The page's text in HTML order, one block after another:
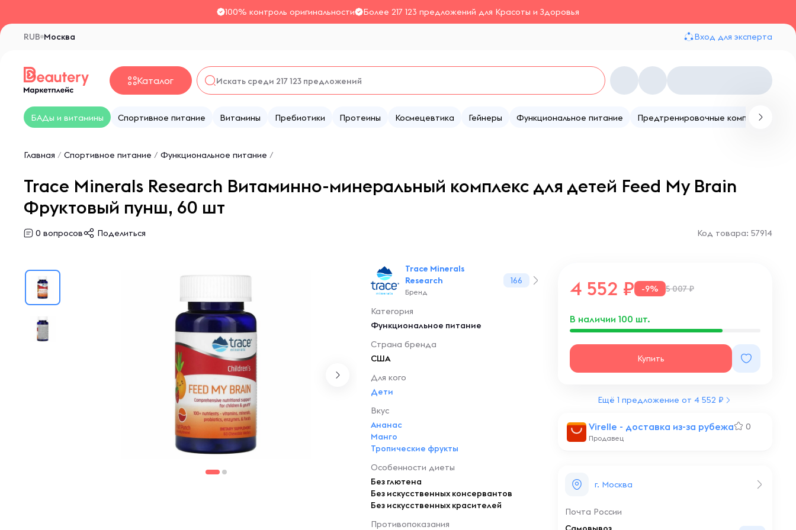
100% контроль оригинальности Более 217 123 предложений для Красоты и Здоровья
Москва
RUB Вход для эксперта
Каталог
БАДы и витамины Спортивное питание Витамины Пребиотики Протеины Космецевтика Гейнеры Функциональное питание Предтренировочные комплексы
Главная / Спортивное питание / Функциональное питание /
Trace Minerals Research Витаминно-минеральный комплекс для детей Feed My Brain
Фруктовый пунш, 60 шт
0 вопросов Поделиться Код товара: 57914
Trace Minerals
Research
Бренд
166
Категория
Функциональное питание
Страна бренда
США
Для кого
Дети
Вкус
Ананас
Манго
Тропические фрукты
Особенности диеты
Без глютена
Без искусственных консервантов
Без искусственных красителей
Противопоказания
Virelle - доставка из-за рубежа 0
Продавец
4 552 -9% 5 007 ₽
В наличии 100 шт.
Купить
г. Москва
Почта России
Ещё 1 предложение от 4 552 ₽